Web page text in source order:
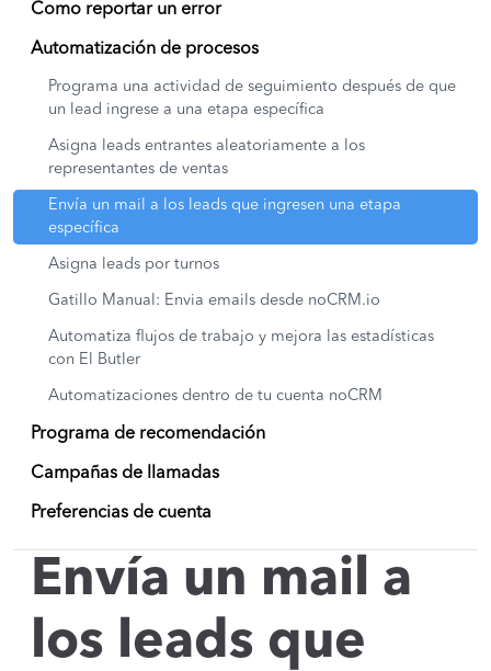
Como reportar un error
Automatización de procesos
Programa una actividad de seguimiento después de que
un lead ingrese a una etapa específica
Asigna leads entrantes aleatoriamente a los
representantes de ventas
Envía un mail a los leads que ingresen una etapa
específica
Asigna leads por turnos
Gatillo Manual: Envia emails desde noCRM.io
Automatiza flujos de trabajo y mejora las estadísticas
con El Butler
Automatizaciones dentro de tu cuenta noCRM
Programa de recomendación
Campañas de llamadas
Preferencias de cuenta
Envía un mail a
los leads que